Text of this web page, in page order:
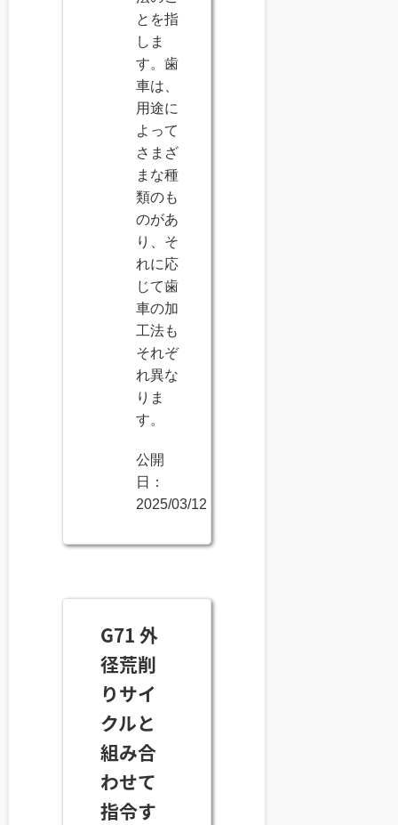
とを指
しま
す。歯
車は、
用途に
よって
さまざ
まな種
類のも
のがあ
り、そ
れに応
じて歯
車の加
工法も
それぞ
れ異な
りま
す。
公開
日：
2025/03/12
G71 外
径荒削
りサイ
クルと
組み合
わせて
指令す